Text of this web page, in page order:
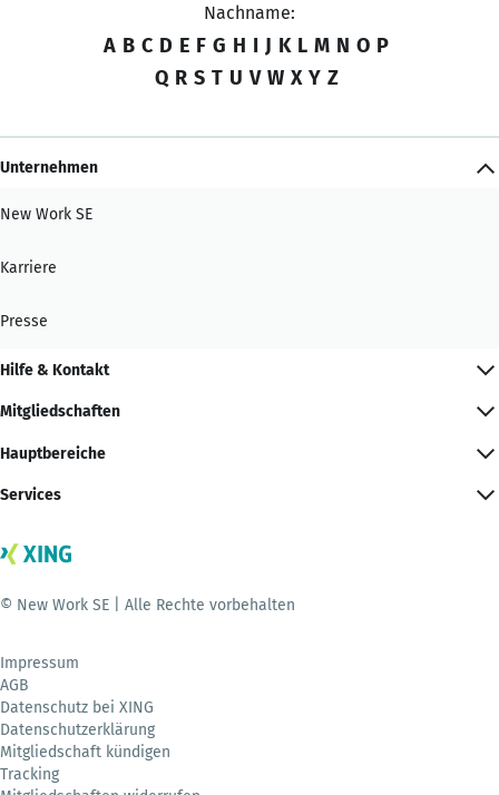
Nachname:
A B C D E F G H I J K L M N O P
Q R S T U V W X Y Z
Unternehmen
New Work SE
Karriere
Presse
Hilfe & Kontakt
Mitgliedschaften
Hauptbereiche
Services
© New Work SE | Alle Rechte vorbehalten
Impressum
AGB
Datenschutz bei XING
Datenschutzerklärung
Mitgliedschaft kündigen
Tracking